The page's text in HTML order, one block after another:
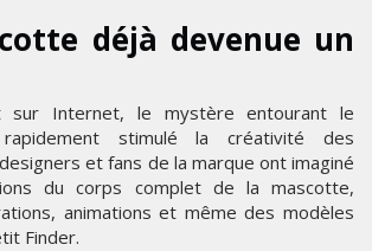
déjà devenue un
sur Internet, le mystère entourant le
stimulé la créativité des
et fans de la marque ont imaginé
du corps complet de la mascotte,
animations et même des modèles
Finder.